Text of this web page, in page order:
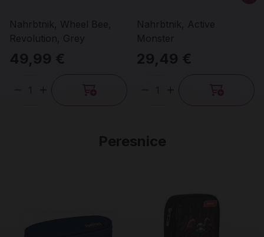
Nahrbtnik, Wheel Bee,
Revolution, Grey
49,99 €
Nahrbtnik, Active
Monster
29,49 €
Peresnice